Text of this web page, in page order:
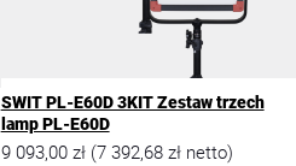
SWIT PL-E60D 3KIT Zestaw trzech
lamp PL-E60D
9 093,00 zł (7 392,68 złnetto)